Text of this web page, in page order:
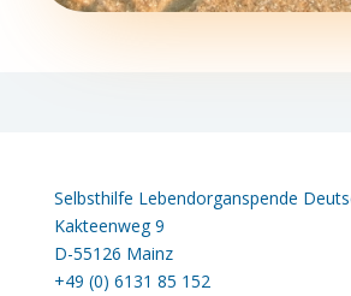
Selbsthilfe Lebendorganspende
Kakteenweg 9
D-55126 Mainz
+49 (0) 6131 85 152